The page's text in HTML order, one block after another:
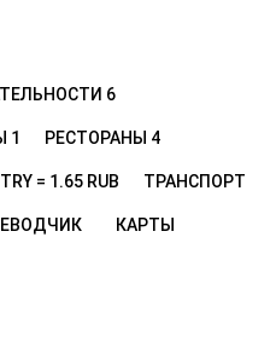
6
1 РЕСТОРАНЫ 4
= 1.65 RUB ТРАНСПОРТ
КАРТЫ